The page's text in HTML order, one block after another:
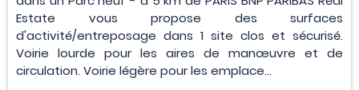
Estate vous propose des surfaces
d'activité/entreposage dans 1 site clos et sécurisé.
Voirie lourde pour les aires de manœuvre et de
circulation. Voirie légère pour les emplace...